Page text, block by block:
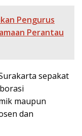
Pengurus
Perantau
sepakat
maupun
dan